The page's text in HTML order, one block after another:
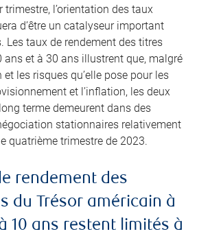
trimestre, l’orientation des taux
d’être un catalyseur important
Les taux de rendement des titres
ans et à 30 ans illustrent que, malgré
et les risques qu’elle pose pour les
et l’inflation, les deux
terme demeurent dans des
stationnaires relativement
quatrième trimestre de 2023.
rendement des
du Trésor américain à
10 ans restent limités à